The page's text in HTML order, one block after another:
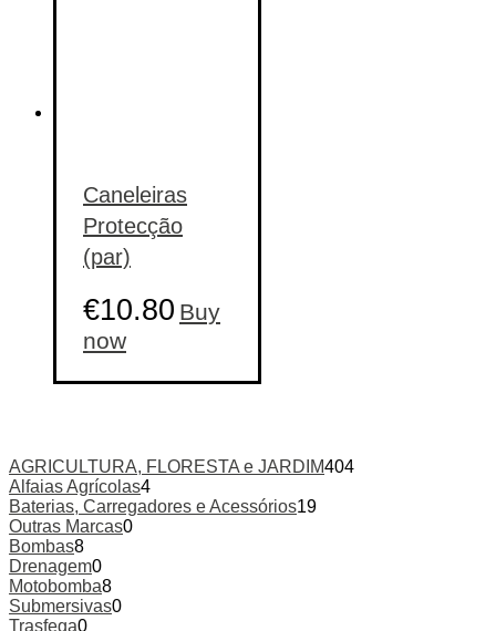
Caneleiras
Protecção
(par)
€10.80 Buy
now
AGRICULTURA, FLORESTA e JARDIM404
Alfaias Agrícolas4
Baterias, Carregadores e Acessórios19
Outras Marcas0
Bombas8
Drenagem0
Motobomba8
Submersivas0
Trasfega0